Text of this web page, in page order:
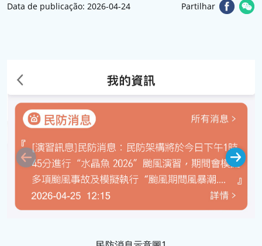
Data de publicação: 2026-04-24 Partilhar